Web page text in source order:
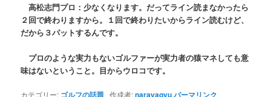
高松志門プロ：少なくなります。だってライン読まなかったら
２回で終わりますから。１回で終わりたいからライン読むけど、
だから３パットするんです。
プロのような実力もないゴルファーが実力者の猿マネしても意
味はないということ。目からウロコです。
カテゴリー: ゴルフの話題 作成者:narayagyuパーマリンク